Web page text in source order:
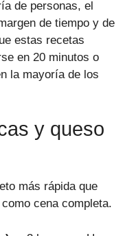
de personas, el
de tiempo y de
estas recetas
en 20 minutos o
la mayoría de los
y queso
más rápida que
cena completa.